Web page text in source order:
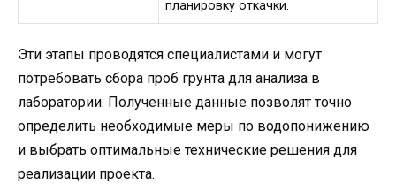
планировку откачки.
Эти этапы проводятся специалистами и могут
потребовать сбора проб грунта для анализа в
лаборатории. Полученные данные позволят точно
определить необходимые меры по водопонижению
и выбрать оптимальные технические решения для
реализации проекта.